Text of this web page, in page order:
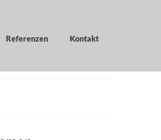
Referenzen
Kontakt